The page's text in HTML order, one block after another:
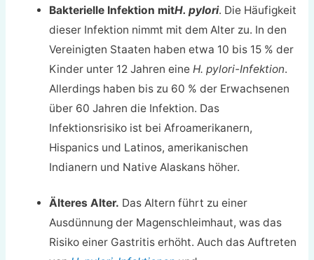
Bakterielle Infektion mitH. pylori. Die Häufigkeit
dieser Infektion nimmt mit dem Alter zu. In den
Vereinigten Staaten haben etwa 10 bis 15 % der
Kinder unter 12 Jahren eineH. pylori-Infektion.
Allerdings haben bis zu 60 % der Erwachsenen
über 60 Jahren die Infektion. Das
Infektionsrisiko ist bei Afroamerikanern,
Hispanics und Latinos, amerikanischen
Indianern und Native Alaskans höher.
Älteres Alter. Das Altern führt zu einer
Ausdünnung der Magenschleimhaut, was das
Risiko einer Gastritis erhöht. Auch das Auftreten